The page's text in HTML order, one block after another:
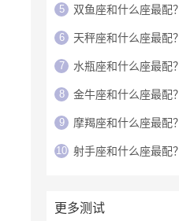
5 双鱼座和什么座最配？
6 天秤座和什么座最配？
7 水瓶座和什么座最配？
8 金牛座和什么座最配？
9 摩羯座和什么座最配？
10 射手座和什么座最配？
更多测试